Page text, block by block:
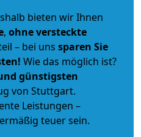
bieten wir Ihnen
, ohne versteckte
– bei uns sparen Sie
Wie das möglich ist?
günstigsten
von Stuttgart.
Leistungen –
teuer sein.